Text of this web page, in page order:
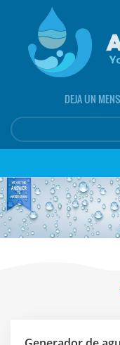
DEJA UN